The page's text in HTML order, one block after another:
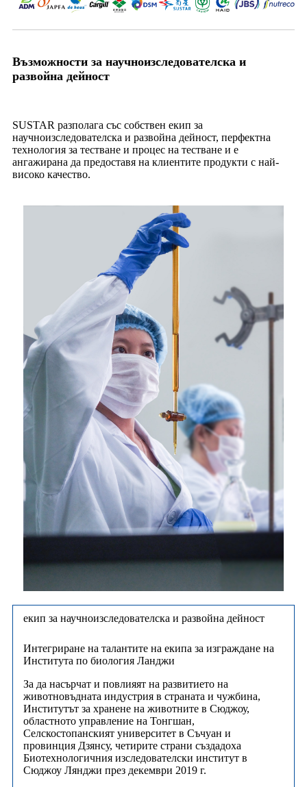
Възможности за научноизследователска и
развойна дейност
SUSTAR разполага със собствен екип за
научноизследователска и развойна дейност, перфектна
технология за тестване и процес на тестване и е
ангажирана да предоставя на клиентите продукти с най-
високо качество.
екип за научноизследователска и развойна дейност
Интегриране на талантите на екипа за изграждане на
Института по биология Ланджи
За да насърчат и повлияят на развитието на
животновъдната индустрия в страната и чужбина,
Институтът за хранене на животните в Сюджоу,
областното управление на Тонгшан,
Селскостопанският университет в Съчуан и
провинция Дзянсу, четирите страни създадоха
Биотехнологичния изследователски институт в
Сюджоу Лянджи през декември 2019 г.